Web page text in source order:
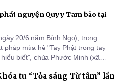
nguyện Quy y Tam bảo tại
20/6 năm Bính Ngọ), trong
pháp mùa hè "Tay Phật trong tay
biết", chùa Phước Minh (xã
tu “Tỏa sáng Từ tâm” lần